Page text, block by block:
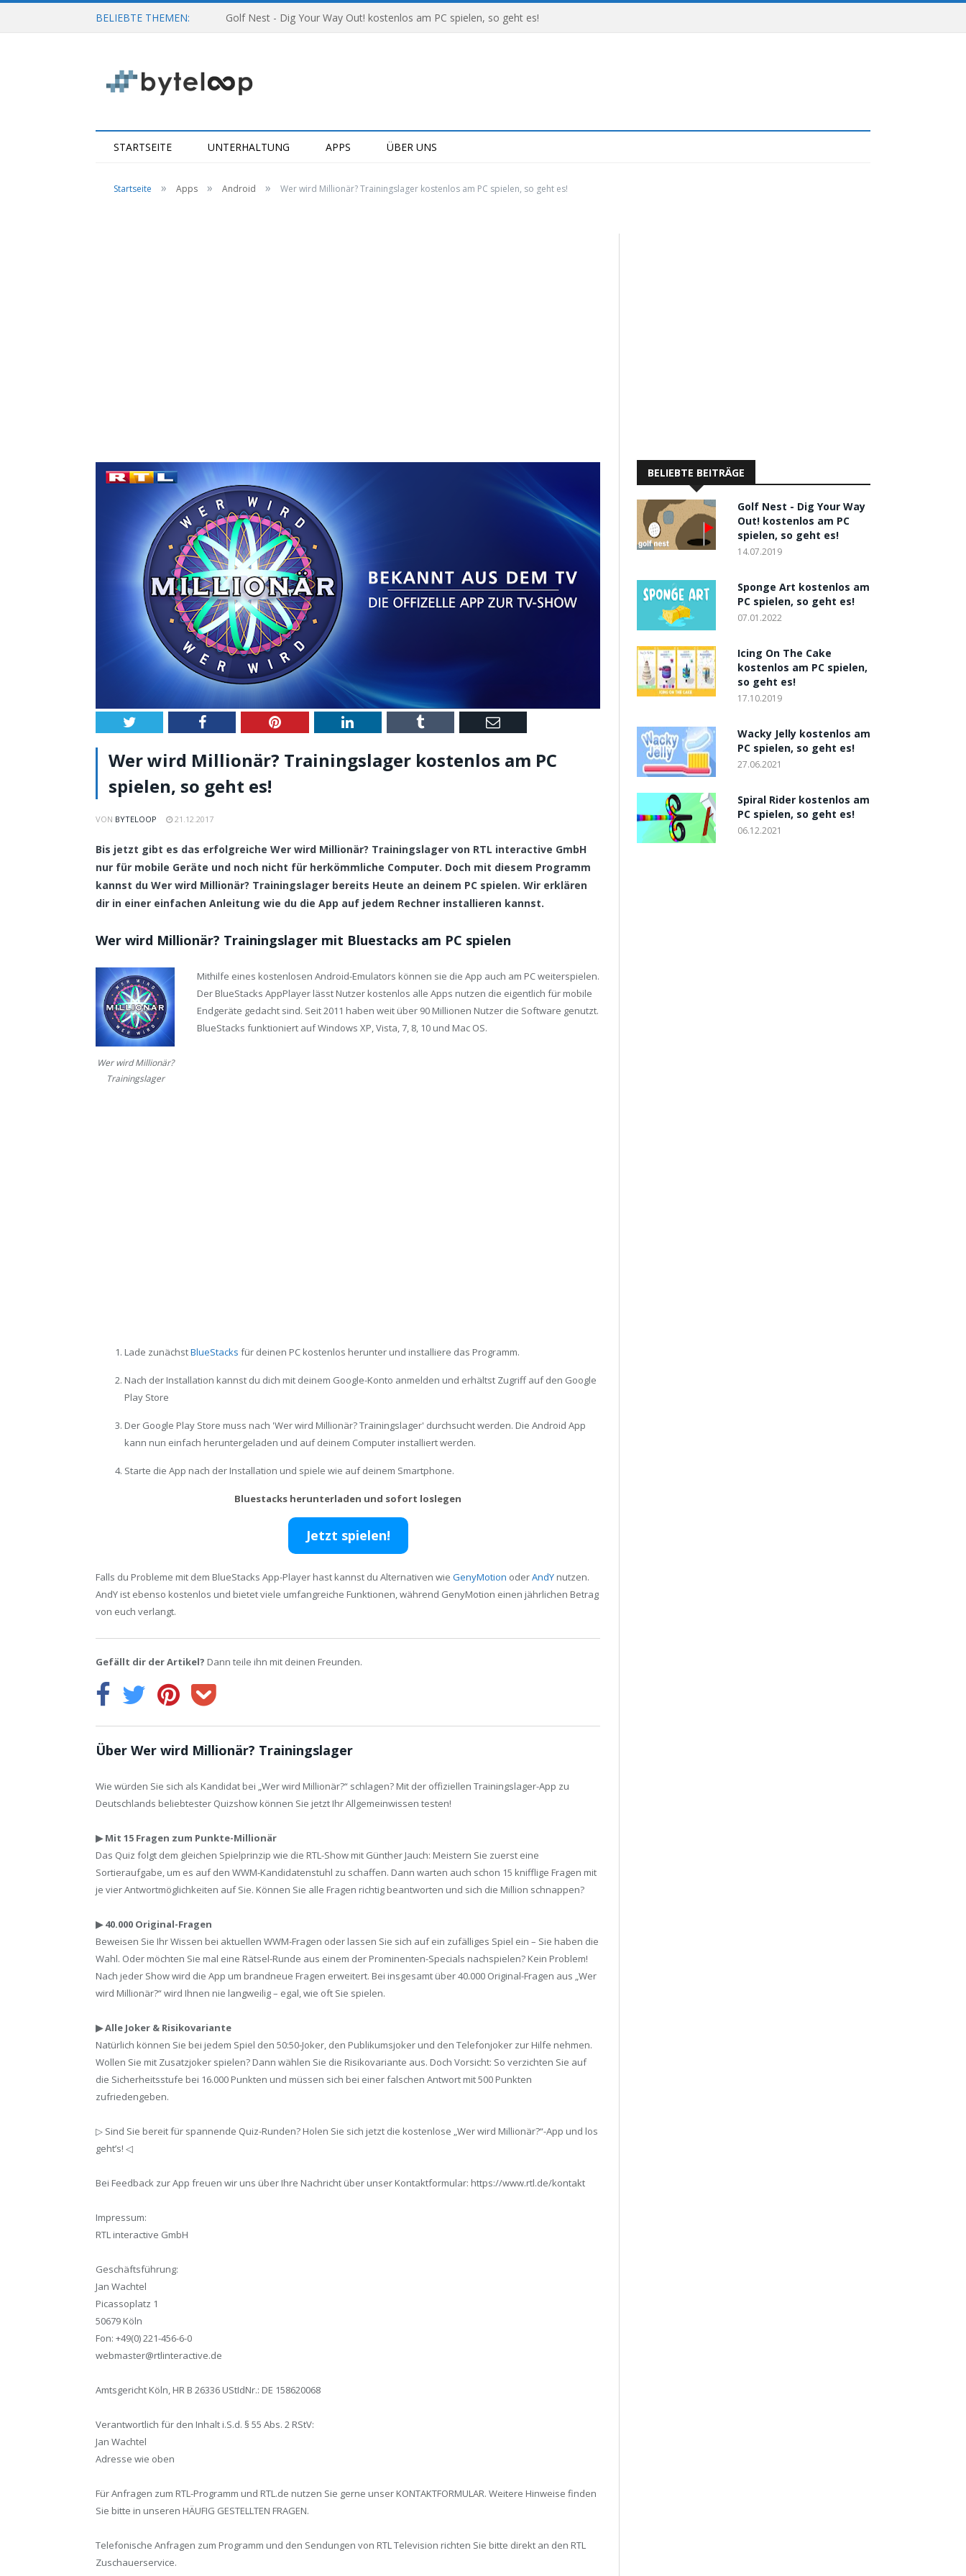
BELIEBTE THEMEN: Golf Nest - Dig Your Way Out! kostenlos am PC spielen, so geht es!
STARTSEITE UNTERHALTUNG APPS ÜBER UNS
Startseite » Apps » Android » Wer wird Millionär? Trainingslager kostenlos am PC spielen, so geht es!
Twitter Facebook Pinterest LinkedIn Tumblr Email
Wer wird Millionär? Trainingslager kostenlos am PC
spielen, so geht es!
VON BYTELOOP 21.12.2017
Bis jetzt gibt es das erfolgreiche Wer wird Millionär? Trainingslager von RTL interactive GmbH
nur für mobile Geräte und noch nicht für herkömmliche Computer. Doch mit diesem Programm
kannst du Wer wird Millionär? Trainingslager bereits Heute an deinem PC spielen. Wir erklären
dir in einer einfachen Anleitung wie du die App auf jedem Rechner installieren kannst.
Wer wird Millionär? Trainingslager mit Bluestacks am PC spielen
Wer wird Millionär?
Trainingslager
Mithilfe eines kostenlosen Android-Emulators können sie die App auch am PC weiterspielen.
Der BlueStacks AppPlayer lässt Nutzer kostenlos alle Apps nutzen die eigentlich für mobile
Endgeräte gedacht sind. Seit 2011 haben weit über 90 Millionen Nutzer die Software genutzt.
BlueStacks funktioniert auf Windows XP, Vista, 7, 8, 10 und Mac OS.
Lade zunächstBlueStacks für deinen PC kostenlos herunter und installiere das Programm.
Nach der Installation kannst du dich mit deinem Google-Konto anmelden und erhältst Zugriff auf den Google
Play Store
Der Google Play Store muss nach 'Wer wird Millionär? Trainingslager' durchsucht werden. Die Android App
kann nun einfach heruntergeladen und auf deinem Computer installiert werden.
Starte die App nach der Installation und spiele wie auf deinem Smartphone.
Bluestacks herunterladen und sofort loslegen
Jetzt spielen!
Falls du Probleme mit dem BlueStacks App-Player hast kannst du Alternativen wie GenyMotion oderAndY nutzen.
AndY ist ebenso kostenlos und bietet viele umfangreiche Funktionen, während GenyMotion einen jährlichen Betrag
von euch verlangt.
Gefällt dir der Artikel? Dann teile ihn mit deinen Freunden.
Über Wer wird Millionär? Trainingslager
Wie würden Sie sich als Kandidat bei „Wer wird Millionär?“ schlagen? Mit der offiziellen Trainingslager-App zu
Deutschlands beliebtester Quizshow können Sie jetzt Ihr Allgemeinwissen testen!
▶ Mit 15 Fragen zum Punkte-Millionär
Das Quiz folgt dem gleichen Spielprinzip wie die RTL-Show mit Günther Jauch: Meistern Sie zuerst eine
Sortieraufgabe, um es auf den WWM-Kandidatenstuhl zu schaffen. Dann warten auch schon 15 knifflige Fragen mit
je vier Antwortmöglichkeiten auf Sie. Können Sie alle Fragen richtig beantworten und sich die Million schnappen?
▶ 40.000 Original-Fragen
Beweisen Sie Ihr Wissen bei aktuellen WWM-Fragen oder lassen Sie sich auf ein zufälliges Spiel ein – Sie haben die
Wahl. Oder möchten Sie mal eine Rätsel-Runde aus einem der Prominenten-Specials nachspielen? Kein Problem!
Nach jeder Show wird die App um brandneue Fragen erweitert. Bei insgesamt über 40.000 Original-Fragen aus „Wer
wird Millionär?“ wird Ihnen nie langweilig – egal, wie oft Sie spielen.
▶ Alle Joker & Risikovariante
Natürlich können Sie bei jedem Spiel den 50:50-Joker, den Publikumsjoker und den Telefonjoker zur Hilfe nehmen.
Wollen Sie mit Zusatzjoker spielen? Dann wählen Sie die Risikovariante aus. Doch Vorsicht: So verzichten Sie auf
die Sicherheitsstufe bei 16.000 Punkten und müssen sich bei einer falschen Antwort mit 500 Punkten
zufriedengeben.
▷ Sind Sie bereit für spannende Quiz-Runden? Holen Sie sich jetzt die kostenlose „Wer wird Millionär?“-App und los
geht’s! ◁
Bei Feedback zur App freuen wir uns über Ihre Nachricht über unser Kontaktformular: https://www.rtl.de/kontakt
Impressum:
RTL interactive GmbH
Geschäftsführung:
Jan Wachtel
Picassoplatz 1
50679 Köln
Fon: +49(0) 221-456-6-0
webmaster@rtlinteractive.de
Amtsgericht Köln, HR B 26336 UStIdNr.: DE 158620068
Verantwortlich für den Inhalt i.S.d. § 55 Abs. 2 RStV:
Jan Wachtel
Adresse wie oben
Für Anfragen zum RTL-Programm und RTL.de nutzen Sie gerne unser KONTAKTFORMULAR. Weitere Hinweise finden
Sie bitte in unseren HÄUFIG GESTELLTEN FRAGEN.
Telefonische Anfragen zum Programm und den Sendungen von RTL Television richten Sie bitte direkt an den RTL
Zuschauerservice.
BELIEBTE BEITRÄGE
Golf Nest - Dig Your Way
Out! kostenlos am PC
spielen, so geht es!
14.07.2019
Sponge Art kostenlos am
PC spielen, so geht es!
07.01.2022
Icing On The Cake
kostenlos am PC spielen,
so geht es!
17.10.2019
Wacky Jelly kostenlos am
PC spielen, so geht es!
27.06.2021
Spiral Rider kostenlos am
PC spielen, so geht es!
06.12.2021